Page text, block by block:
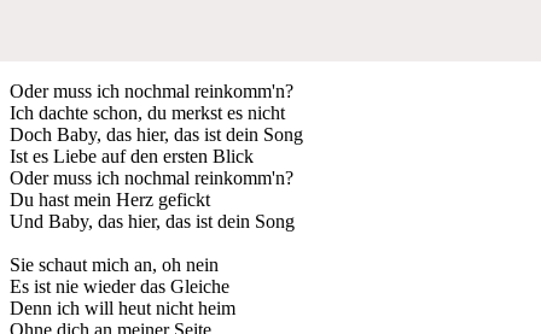
Oder muss ich nochmal reinkomm'n?
Ich dachte schon, du merkst es nicht
Doch Baby, das hier, das ist dein Song
Ist es Liebe auf den ersten Blick
Oder muss ich nochmal reinkomm'n?
Du hast mein Herz gefickt
Und Baby, das hier, das ist dein Song
Sie schaut mich an, oh nein
Es ist nie wieder das Gleiche
Denn ich will heut nicht heim
Ohne dich an meiner Seite